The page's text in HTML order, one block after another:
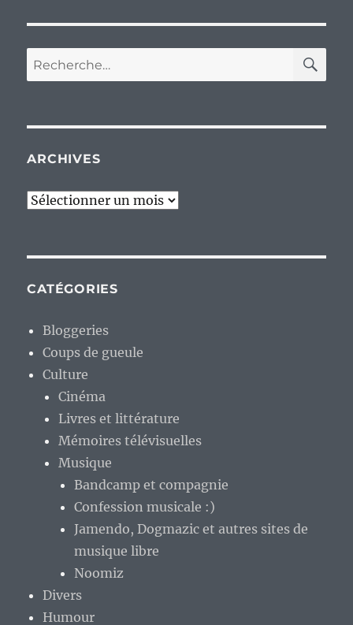
Recherche
pour :
ARCHIVES
Archives
CATÉGORIES
Bloggeries
Coups de gueule
Culture
Cinéma
Livres et littérature
Mémoires télévisuelles
Musique
Bandcamp et compagnie
Confession musicale :)
Jamendo, Dogmazic et autres sites de
musique libre
Noomiz
Divers
Humour